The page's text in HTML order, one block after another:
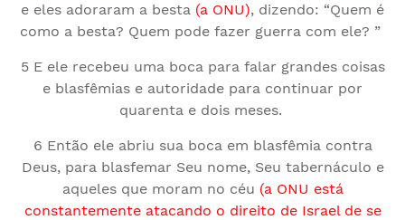
e eles adoraram a besta (a ONU), dizendo: “Quem é
como a besta? Quem pode fazer guerra com ele? ”
5 E ele recebeu uma boca para falar grandes coisas
e blasfêmias e autoridade para continuar por
quarenta e dois meses.
6 Então ele abriu sua boca em blasfêmia contra
Deus, para blasfemar Seu nome, Seu tabernáculo e
aqueles que moram no céu (a ONU está
constantemente atacando o direito de Israel de se